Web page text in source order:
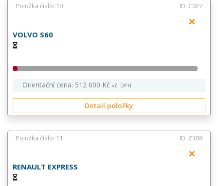
Položka číslo: 10 ID: C027
VOLVO S60
Orientační cena: 512 000 Kč vč. DPH
Detail položky
Položka číslo: 11 ID: Z308
RENAULT EXPRESS